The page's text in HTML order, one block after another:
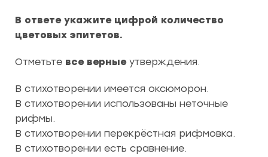
В ответе укажите цифрой количество
цветовых эпитетов.
Отметьте все верныеутверждения.
В стихотворении имеется оксюморон.
В стихотворении использованы неточные
рифмы.
В стихотворении перекрёстная рифмовка.
В стихотворении есть сравнение.